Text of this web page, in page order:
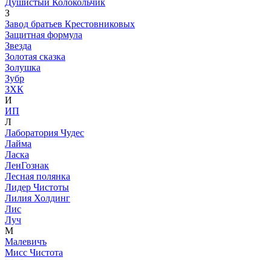
Душистый Колокольчик
З
Завод братьев Крестовниковых
Защитная формула
Звезда
Золотая сказка
Золушка
Зубр
ЗХК
И
ИП
Л
Лаборатория Чудес
Лайма
Ласка
ЛенГознак
Лесная полянка
Лидер Чистоты
Лилия Холдинг
Лис
Луч
М
Малевичъ
Мисс Чистота